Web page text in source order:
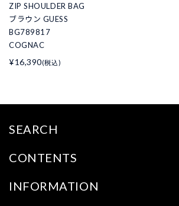
ZIP SHOULDER BAG
ブラウン GUESS
BG789817
COGNAC
¥16,390(税込)
SEARCH
CONTENTS
INFORMATION